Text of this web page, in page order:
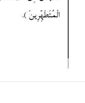
الْمُتَطَهِّرِینَ ).